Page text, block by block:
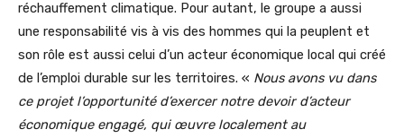
réchauffement climatique. Pour autant, le groupe a aussi
une responsabilité vis à vis des hommes qui la peuplent et
son rôle est aussi celui d’un acteur économique local qui créé
de l’emploi durable sur les territoires. « Nous avons vu dans
ce projet l’opportunité d’exercer notre devoir d’acteur
économique engagé, qui œuvre localement au